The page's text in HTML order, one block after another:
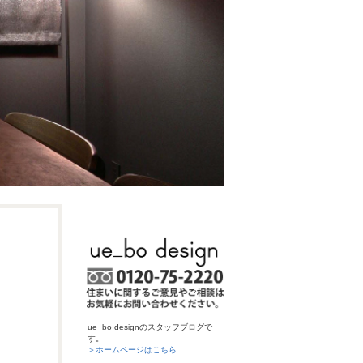
ue_bo designのスタッフブログで
す。
＞ホームページはこちら